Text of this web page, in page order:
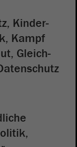
Kinder-
Kampf
Gleich-